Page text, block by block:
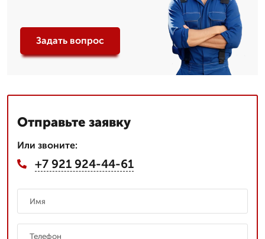
Задать вопрос
Отправьте заявку
Или звоните:
+7 921 924-44-61